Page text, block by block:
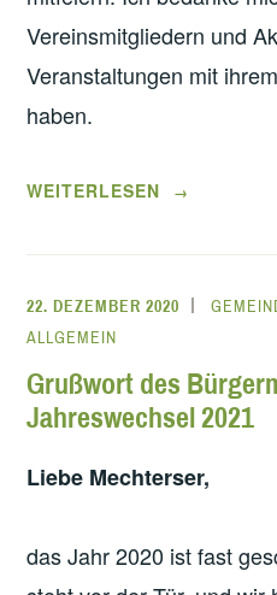
Vereinsmitgliedern und
Veranstaltungen mit
haben.
„WEIHNACHTSBRIEF“
WEITERLESEN →
22. DEZEMBER 2020
ALLGEMEIN
Grußwort des
Jahreswechsel 2021
Liebe Mechterser,
das Jahr 2020 ist fast